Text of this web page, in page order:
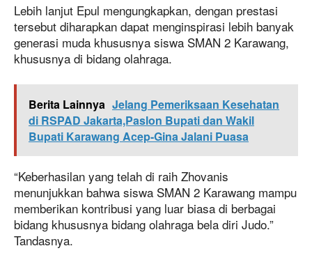
Lebih lanjut Epul mengungkapkan, dengan prestasi
tersebut diharapkan dapat menginspirasi lebih banyak
generasi muda khususnya siswa SMAN 2 Karawang,
khususnya di bidang olahraga.
Berita Lainnya Jelang Pemeriksaan Kesehatan
di RSPAD Jakarta,Paslon Bupati dan Wakil
Bupati Karawang Acep-Gina Jalani Puasa
“Keberhasilan yang telah di raih Zhovanis
menunjukkan bahwa siswa SMAN 2 Karawang mampu
memberikan kontribusi yang luar biasa di berbagai
bidang khususnya bidang olahraga bela diri Judo.”
Tandasnya.